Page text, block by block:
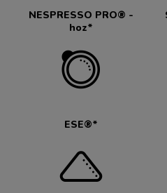
NESPRESSO PRO® -
hoz*
ESE®*